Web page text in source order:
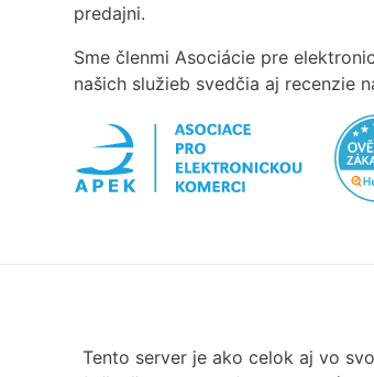
predajni.
Sme členmi Asociácie pre
našich služieb svedčia aj recenzie
Tento server je ako celok aj vo